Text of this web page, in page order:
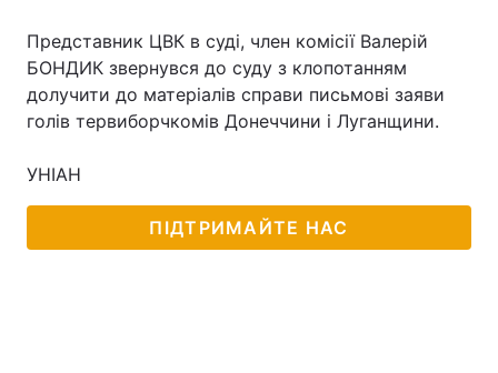
Представник ЦВК в суді, член комісії Валерій
БОНДИК звернувся до суду з клопотанням
долучити до матеріалів справи письмові заяви
голів тервиборчкомів Донеччини і Луганщини.
УНІАН
ПІДТРИМАЙТЕ НАС